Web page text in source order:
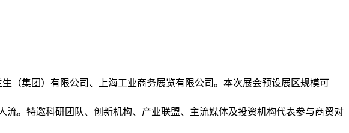
（集团）有限公司、上海工业商务展览有限公司。本次展会预设展区规模可
。特邀科研团队、创新机构、产业联盟、主流媒体及投资机构代表参与商贸对